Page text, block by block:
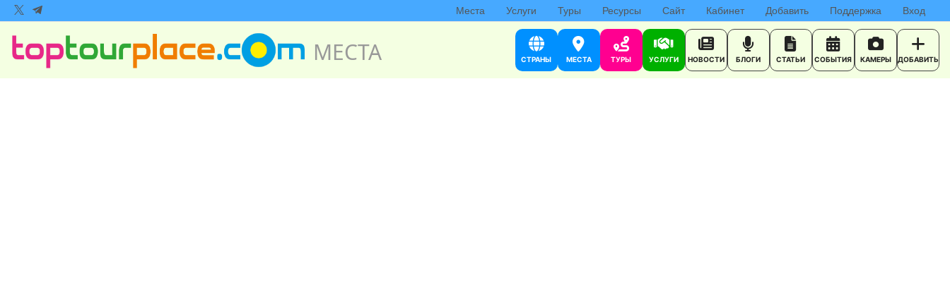
Места Услуги Туры Ресурсы Сайт Кабинет Добавить Поддержка Вход
МЕСТА СТРАНЫ МЕСТА ТУРЫ УСЛУГИ НОВОСТИ БЛОГИ СТАТЬИ СОБЫТИЯ КАМЕРЫ ДОБАВИТЬ